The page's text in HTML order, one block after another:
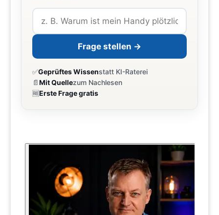
Frage stellen →
✅Geprüftes Wissenstatt KI-Raterei
📄Mit Quellezum Nachlesen
🆓Erste Frage gratis